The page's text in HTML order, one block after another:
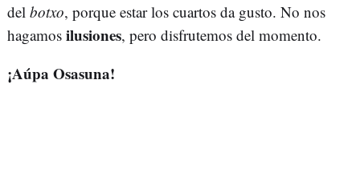
del botxo, porque estar los cuartos da gusto. No nos
hagamos ilusiones, pero disfrutemos del momento.
¡Aúpa Osasuna!